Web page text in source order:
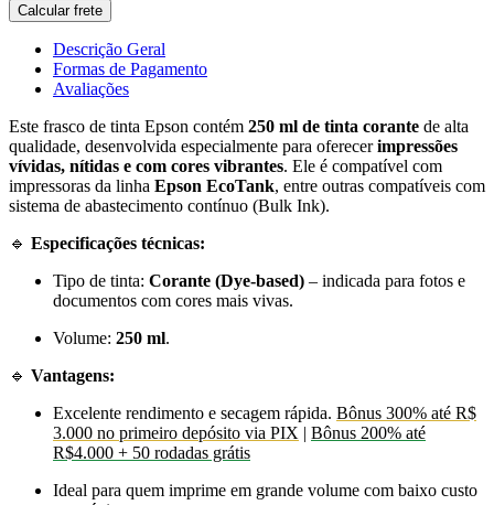
Calcular frete
Descrição Geral
Formas de Pagamento
Avaliações
Este frasco de tinta Epson contém 250 ml de tinta corante de alta
qualidade, desenvolvida especialmente para oferecerimpressões
vívidas, nítidas e com cores vibrantes. Ele é compatível com
impressoras da linha Epson EcoTank, entre outras compatíveis com
sistema de abastecimento contínuo (Bulk Ink).
🔹 Especificações técnicas:
Tipo de tinta: Corante (Dye-based) – indicada para fotos e
documentos com cores mais vivas.
Volume: 250 ml.
🔹 Vantagens:
Excelente rendimento e secagem rápida. Bônus 300% até R$
3.000 no primeiro depósito via PIX | Bônus 200% até
R$4.000 + 50 rodadas grátis
Ideal para quem imprime em grande volume com baixo custo